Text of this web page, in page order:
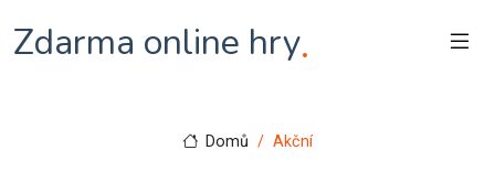
Zdarma online hry.
Domů Akční